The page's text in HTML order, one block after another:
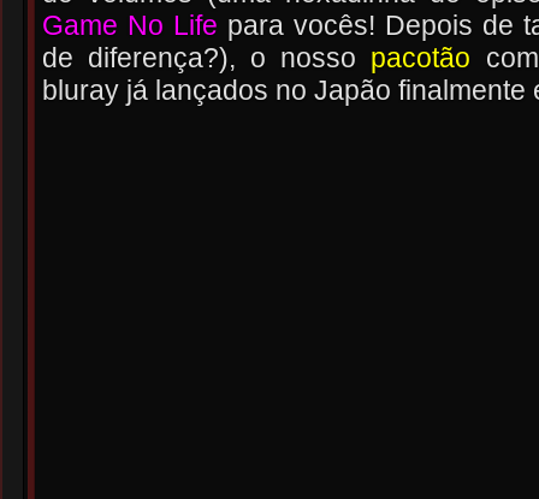
Game No Life para vocês! Depois de
de diferença?), o nosso pacotão
bluray já lançados no Japão finalmente